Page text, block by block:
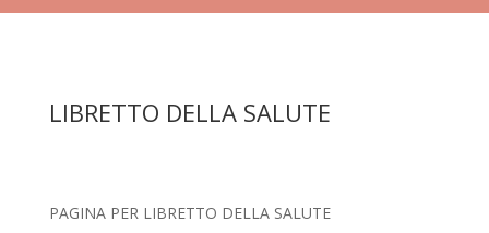
LIBRETTO DELLA SALUTE
PAGINA PER LIBRETTO DELLA SALUTE